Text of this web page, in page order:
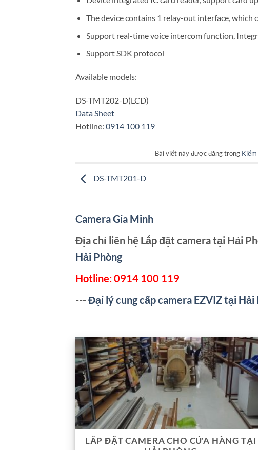
The device contains 1 relay-out interface, which
Support real-time voice intercom function,
Support SDK protocol
Available models:
DS-TMT202-D(LCD)
Data Sheet
Hotline: 0914 100 119
Bài viết này được đăng trong Kiểm
DS-TMT201-D
Camera Gia Minh
Địa chỉ liên hệ Lắp đặt camera tại Hải
Hải Phòng
Hotline:0914 100 119
---Đại lý cung cấp camera EZVIZ tại Hải
LẮP ĐẶT CAMERA CHO CỬA HÀNG TẠI